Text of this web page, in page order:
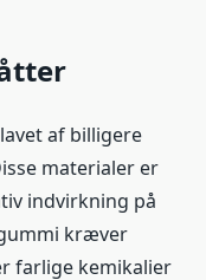
af billigere
materialer er
indvirkning på
kræver
farlige kemikalier